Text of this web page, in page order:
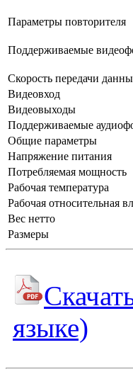
Параметры повторителя
Поддерживаемые
Скорость передачи
Видеовход
Видеовыходы
Поддерживаемые
Общие параметры
Напряжение питания
Потребляемая мощность
Рабочая температура
Рабочая относительная
Вес нетто
Размеры
языке)